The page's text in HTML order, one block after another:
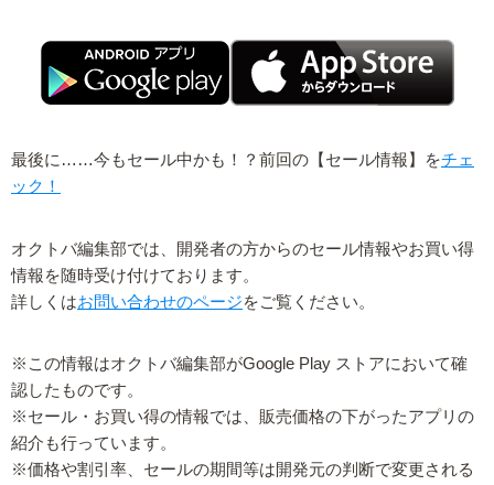
最後に……今もセール中かも！？前回の【セール情報】をチェ
ック！
オクトバ編集部では、開発者の方からのセール情報やお買い得
情報を随時受け付けております。
詳しくはお問い合わせのページをご覧ください。
※この情報はオクトバ編集部がGoogle Play ストアにおいて確
認したものです。
※セール・お買い得の情報では、販売価格の下がったアプリの
紹介も行っています。
※価格や割引率、セールの期間等は開発元の判断で変更される